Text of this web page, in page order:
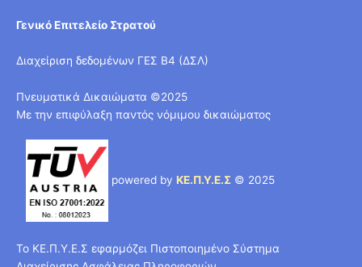
Γενικό Επιτελείο Στρατού
Διαχείριση δεδομένων ΓΕΣ Β4 (ΔΣΛ)
Πνευματικά Δικαιώματα ©2025
Με την επιφύλαξη παντός νόμιμου δικαιώματος
powered by ΚΕ.Π.Υ.Ε.Σ © 2025
Το ΚΕ.Π.Υ.Ε.Σ εφαρμόζει Πιστοποιημένο Σύστημα